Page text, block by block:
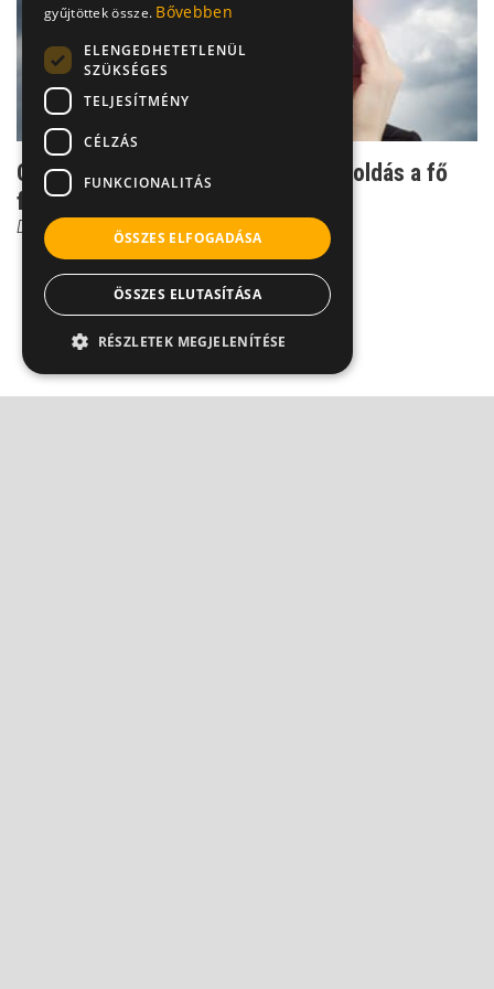
Csillapíthatatlan migrén: Akad megoldás a fő
fájdalmára?
Dr. Szántó István
gyűjtöttek össze. Bővebben
ELENGEDHETETLENÜL
SZÜKSÉGES
TELJESÍTMÉNY
CÉLZÁS
FUNKCIONALITÁS
ÖSSZES ELFOGADÁSA
ÖSSZES ELUTASÍTÁSA
RÉSZLETEK MEGJELENÍTÉSE